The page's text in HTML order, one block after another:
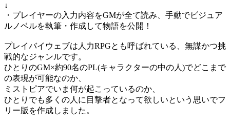
↓
・プレイヤーの入力内容をGMが全て読み、手動でビジュア
ルノベルを執筆・作成して物語を公開！
プレイバイウェブは人力RPGとも呼ばれている、無謀かつ挑
戦的なジャンルです。
ひとりのGM×約90名のPL(キャラクターの中の人)でどこまで
の表現が可能なのか、
ミストピアでいま何が起こっているのか、
ひとりでも多くの人に目撃者となって欲しいという思いでフ
リー版を作成しました。